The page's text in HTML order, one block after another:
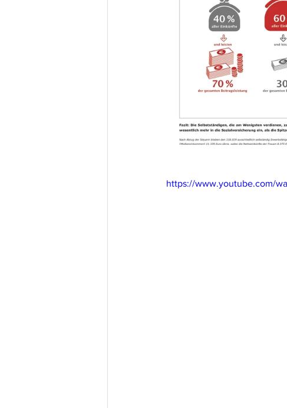
https://www.youtube.com/